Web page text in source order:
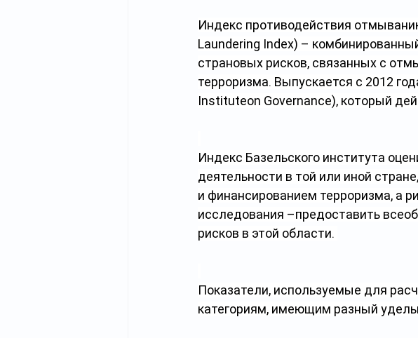
Индекс противодействия
Laundering Index) –
страновых рисков, связанных с
терроризма. Выпускается с 2012
Instituteon Governance), который
Индекс Базельского института
деятельности в той или иной
и финансированием терроризма, а
исследования –предоставить
рисков в этой области.
Показатели, используемые для
категориям, имеющим разный